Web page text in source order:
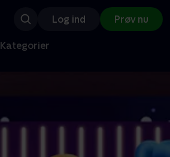
Log ind Prøv nu
Kategorier